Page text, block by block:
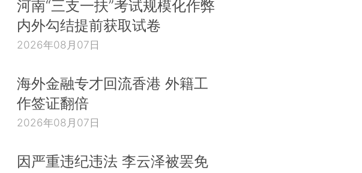
河南“三支一扶”考试规模化作弊
内外勾结提前获取试卷
2026年08月07日
海外金融专才回流香港 外籍工
作签证翻倍
2026年08月07日
因严重违纪违法 李云泽被罢免